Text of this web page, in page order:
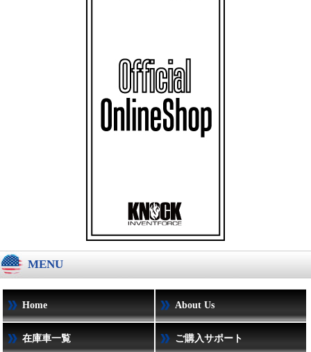
MENU
Home About Us
在庫車一覧 ご購入サポート